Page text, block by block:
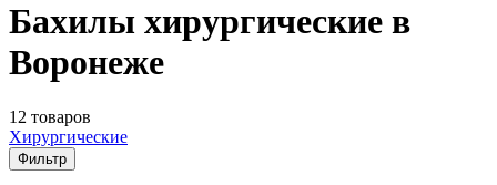
Бахилы хирургические в
Воронеже
12 товаров
Хирургические
Фильтр